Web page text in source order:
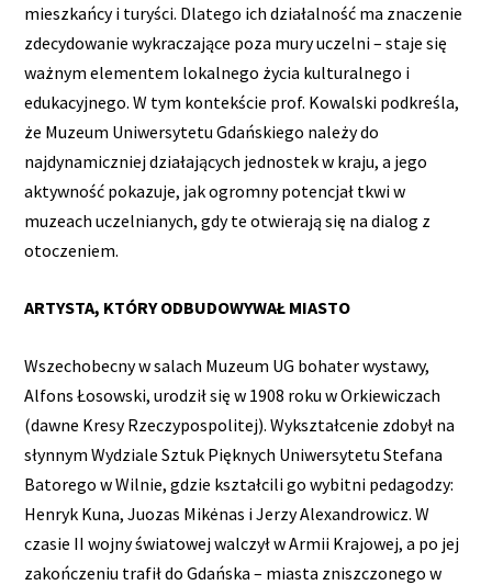
mieszkańcy i turyści. Dlatego ich działalność ma znaczenie
zdecydowanie wykraczające poza mury uczelni – staje się
ważnym elementem lokalnego życia kulturalnego i
edukacyjnego. W tym kontekście prof. Kowalski podkreśla,
że Muzeum Uniwersytetu Gdańskiego należy do
najdynamiczniej działających jednostek w kraju, a jego
aktywność pokazuje, jak ogromny potencjał tkwi w
muzeach uczelnianych, gdy te otwierają się na dialog z
otoczeniem.
ARTYSTA, KTÓRY ODBUDOWYWAŁ MIASTO
Wszechobecny w salach Muzeum UG bohater wystawy,
Alfons Łosowski, urodził się w 1908 roku w Orkiewiczach
(dawne Kresy Rzeczypospolitej). Wykształcenie zdobył na
słynnym Wydziale Sztuk Pięknych Uniwersytetu Stefana
Batorego w Wilnie, gdzie kształcili go wybitni pedagodzy:
Henryk Kuna, Juozas Mikėnas i Jerzy Alexandrowicz. W
czasie II wojny światowej walczył w Armii Krajowej, a po jej
zakończeniu trafił do Gdańska – miasta zniszczonego w